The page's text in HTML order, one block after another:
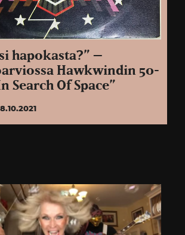
hapokasta?” –
Hawkwindin 50-
Search Of Space”
8.10.2021